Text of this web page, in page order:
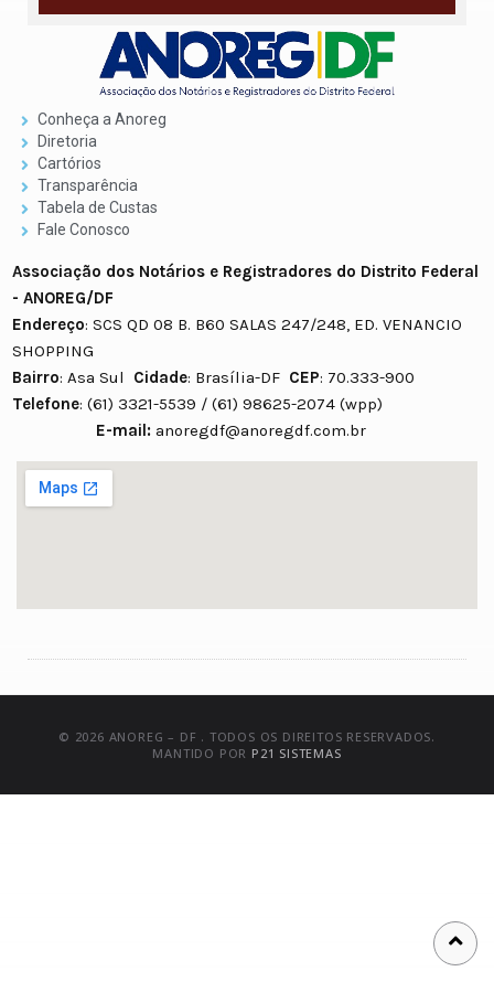
Conheça a Anoreg
Diretoria
Cartórios
Transparência
Tabela de Custas
Fale Conosco
Associação dos Notários e Registradores do Distrito Federal
- ANOREG/DF
Endereço: SCS QD 08 B. B60 SALAS 247/248, ED. VENANCIO
SHOPPING
Bairro: Asa Sul Cidade: Brasília-DF CEP: 70.333-900
Telefone: (61) 3321-5539 / (61) 98625-2074 (wpp)
E-mail: anoregdf@anoregdf.com.br
© 2026 ANOREG – DF . TODOS OS DIREITOS RESERVADOS.
MANTIDO POR P21 SISTEMAS